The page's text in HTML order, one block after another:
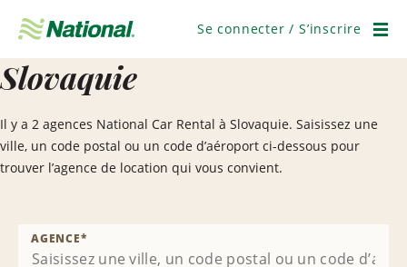
navigation
Se connecter / S’inscrire
Slovaquie
Il y a 2 agences National Car Rental à Slovaquie. Saisissez une
ville, un code postal ou un code d’aéroport ci-dessous pour
trouver l’agence de location qui vous convient.
AGENCE*